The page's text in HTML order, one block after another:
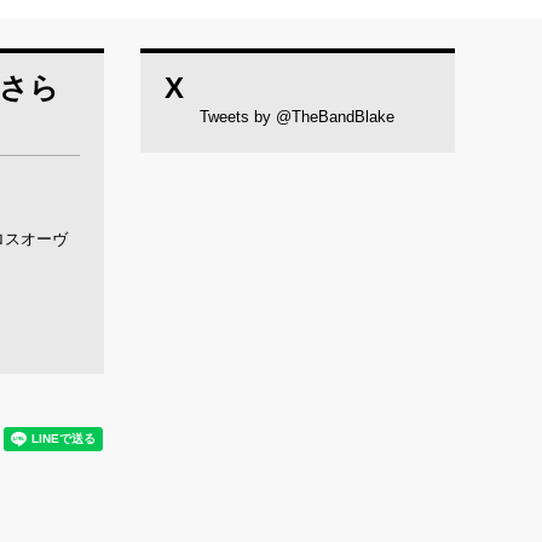
ら
スオーヴ
X
Tweets by @TheBandBlake